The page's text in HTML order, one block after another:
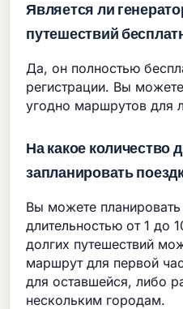
Является ли
путешествий
Да, он полностью
регистрации. Вы
угодно маршрутов для
На какое количество
запланировать
Вы можете
длительностью от 1 до
долгих путешествий
маршрут для первой
для оставшейся, либо
нескольким городам.